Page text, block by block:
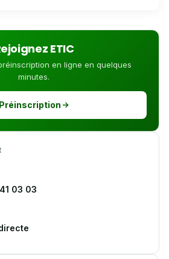
ETIC
en ligne en quelques
minutes.
Préinscription
03 03